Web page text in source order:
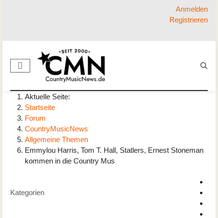
Anmelden
Registrieren
Aktuelle Seite:
Startseite
Forum
CountryMusicNews
Allgemeine Themen
Emmylou Harris, Tom T. Hall, Statlers, Ernest Stoneman
kommen in die Country Mus
Kategorien